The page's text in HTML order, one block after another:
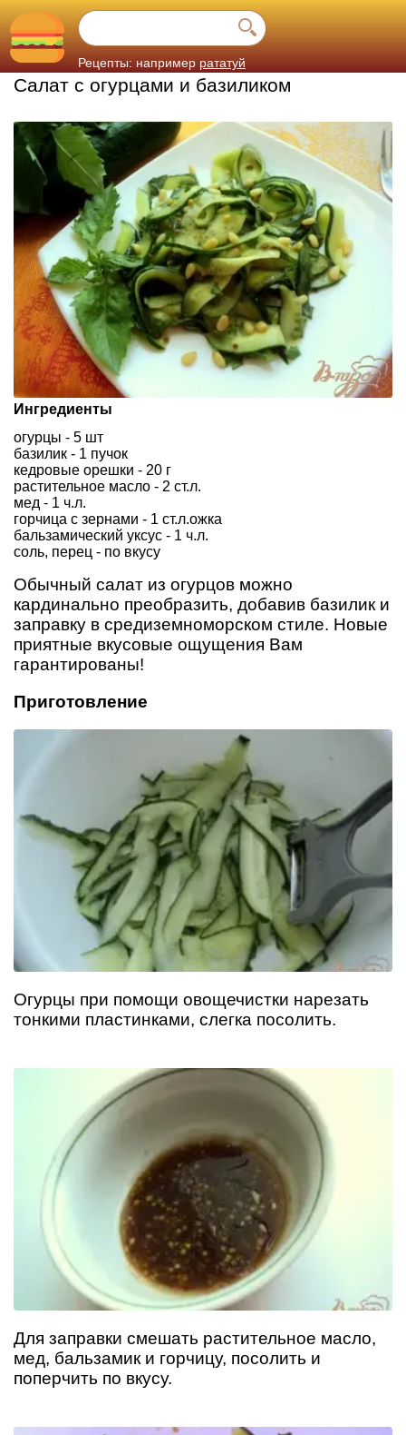
Рецепты: например рататуй
Салат с огурцами и базиликом
Ингредиенты
огурцы - 5 шт
базилик - 1 пучок
кедровые орешки - 20 г
растительное масло - 2 ст.л.
мед - 1 ч.л.
горчица с зернами - 1 ст.л.ожка
бальзамический уксус - 1 ч.л.
соль, перец - по вкусу
Обычный салат из огурцов можно
кардинально преобразить, добавив базилик и
заправку в средиземноморском стиле. Новые
приятные вкусовые ощущения Вам
гарантированы!
Приготовление
Огурцы при помощи овощечистки нарезать
тонкими пластинками, слегка посолить.
Для заправки смешать растительное масло,
мед, бальзамик и горчицу, посолить и
поперчить по вкусу.